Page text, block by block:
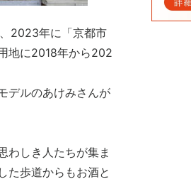
2023年に「京都市
地に2018年から202
デルのあけみさんが
わしき人たちが集ま
た歩道からもお酒と